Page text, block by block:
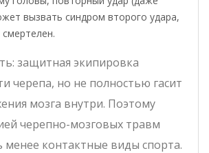
вызвать синдром второго удара,
защитная экипировка
черепа, но не полностью гасит
мозга внутри. Поэтому
черепно-мозговых травм
контактные виды спорта.